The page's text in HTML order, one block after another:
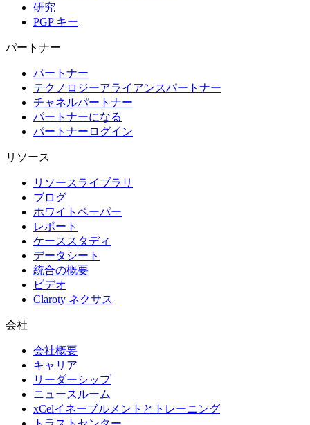
研究
PGP キー
パートナー
パートナー
テクノロジーアライアンスパートナー
チャネルパートナー
パートナーになる
パートナーログイン
リソース
リソースライブラリ
ブログ
ホワイトペーパー
レポート
ケーススタディ
データシート
統合の概要
ビデオ
Claroty ネクサス
会社
会社概要
キャリア
リーダーシップ
ニュースルーム
xCelイネーブルメントとトレーニング